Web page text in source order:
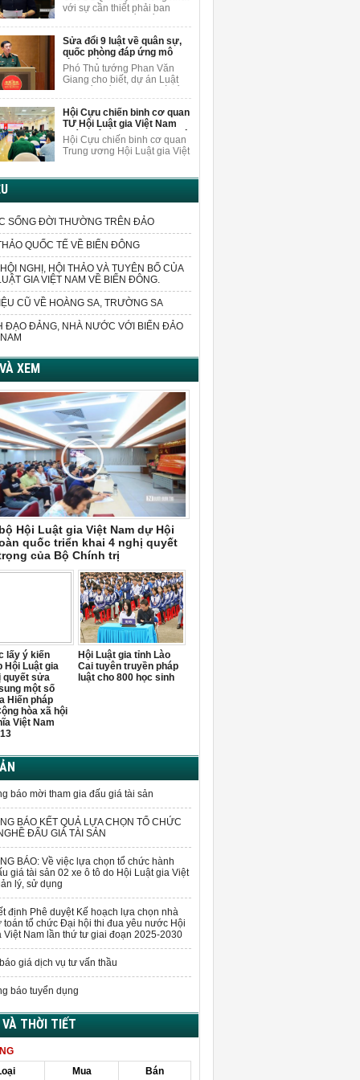
trường AI.
làm vì lợi ích chung
với sự cần thiết phải ban
một số điều của Luật Trách
nhiệm bồi thường của Nhà
nước.
Sửa đổi 9 luật về quân sự,
quốc phòng đáp ứng mô
hình chính quyền 2 cấp
Phó Thủ tướng Phan Văn
Giang cho biết, dự án Luật
của 9 luật về quân sự, quốc
phòng sửa đổi các quy định
liên quan đến sắp xếp tổ
chức bộ máy và xử lý các vấn
đề cấp bách phát sinh trong
thực tiễn.
Hội Cựu chiến binh cơ quan
TƯ Hội Luật gia Việt Nam
quán triệt Nghị quyết Đại hội
VIII
Hội Cựu chiến binh cơ quan
Trung ương Hội Luật gia Việt
nhiệm kỳ 2026-2031.
SỐNG ĐỜI THƯỜNG TRÊN ĐẢO
QUỐC TẾ VỀ BIỂN ĐÔNG
NGHỊ, HỘI THẢO VÀ TUYÊN BỐ CỦA
GIA VIỆT NAM VỀ BIỂN ĐÔNG.
CŨ VỀ HOÀNG SA, TRƯỜNG SA
ĐẠO ĐẢNG, NHÀ NƯỚC VỚI BIỂN ĐẢO
XEM
Hội Luật gia Việt Nam dự Hội
quốc triển khai 4 nghị quyết
của Bộ Chính trị
lấy ý kiến
Hội Luật gia
quyết sửa
một số
Hiến pháp
hòa xã hội
Việt Nam
Hội Luật gia tỉnh Lào
Cai tuyên truyền pháp
luật cho 800 học sinh
báo mời tham gia đấu giá tài sản
BÁO KẾT QUẢ LỰA CHỌN TỔ CHỨC
ĐẤU GIÁ TÀI SẢN
BÁO: Về việc lựa chọn tổ chức hành
giá tài sản 02 xe ô tô do Hội Luật gia Việt
lý, sử dụng
định Phê duyệt Kế hoạch lựa chọn nhà
toán tổ chức Đại hội thi đua yêu nước Hội
Việt Nam lần thứ tư giai đoạn 2025-2030
giá dịch vụ tư vấn thầu
báo tuyển dụng
THỜI TIẾT
Mua
Bán